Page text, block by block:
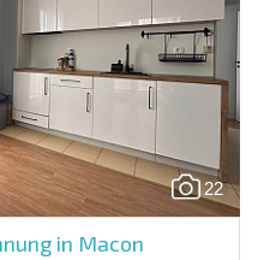
22
in Macon